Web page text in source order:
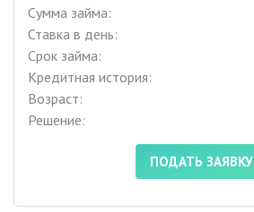
Сумма займа:
Ставка в день:
Срок займа:
Кредитная история:
Возраст:
Решение:
ПОДАТЬ ЗАЯВКУ